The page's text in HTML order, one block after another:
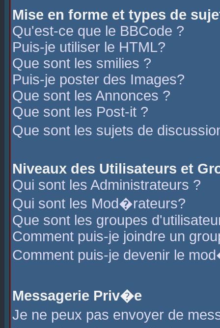
Mise en forme et types de
Qu'est-ce que le BBCode ?
Puis-je utiliser le HTML?
Que sont les smilies ?
Puis-je poster des Images?
Que sont les Annonces ?
Que sont les Post-it ?
Que sont les sujets de
Niveaux des Utilisateurs et
Qui sont les Administrateurs ?
Qui sont les Mod�rateurs?
Que sont les groupes
Comment puis-je joindre un
Comment puis-je devenir le
Messagerie Priv�e
Je ne peux pas envoyer de